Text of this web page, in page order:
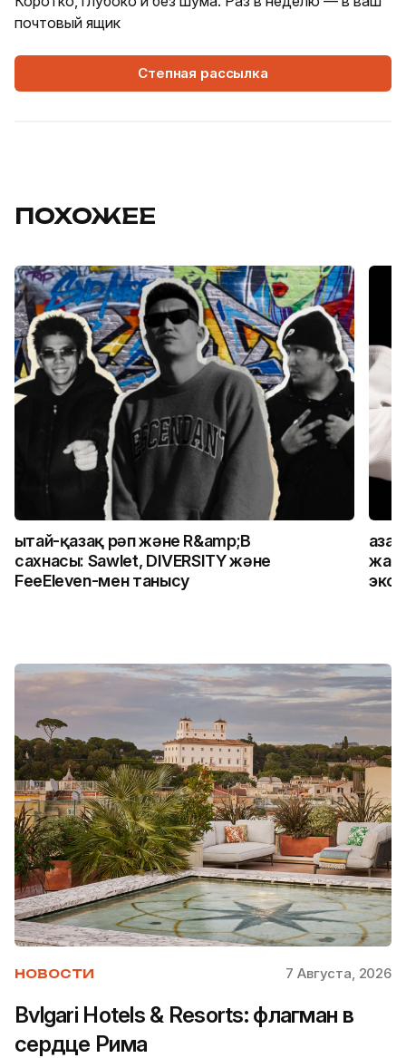
почтовый ящик
Степная рассылка
ПОХОЖЕЕ
Қытай-қазақ рәп және R&amp;B
сахнасы: Sawlet, DIVERSITY және
FeeEleven-мен танысу
НОВОСТИ 7 Августа, 2026
Bvlgari Hotels & Resorts: флагман в
сердце Рима